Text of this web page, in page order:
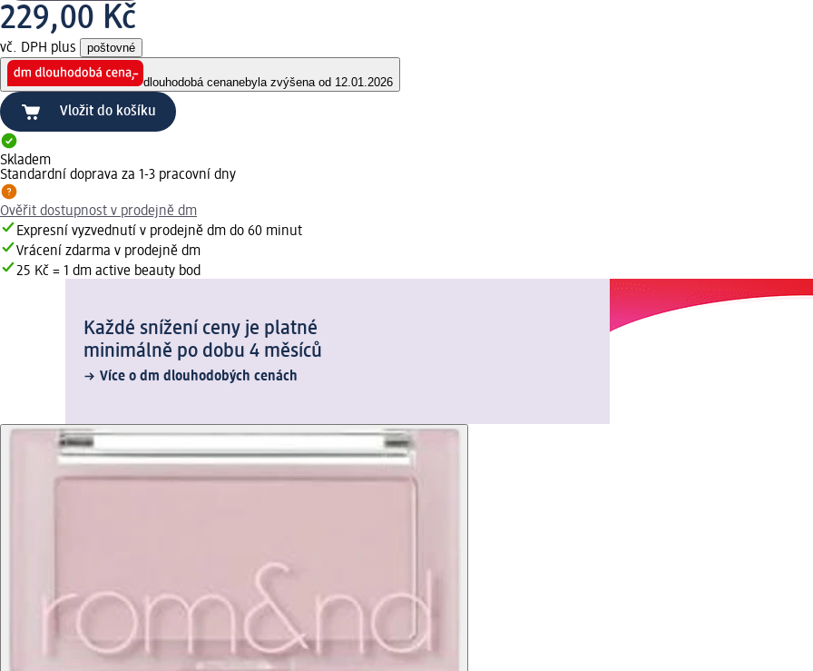
229,00 Kč
vč. DPH plus poštovné
dlouhodobá cenanebyla zvýšena od 12.01.2026
Vložit do košíku
Skladem
Standardní doprava za 1-3 pracovní dny
Ověřit dostupnost v prodejně dm
Expresní vyzvednutí v prodejně dm do 60 minut
Vrácení zdarma v prodejně dm
25 Kč = 1 dm active beauty bod
Každé snížení ceny je platné
minimálně po dobu 4 měsíců
Více o dm dlouhodobých cenách